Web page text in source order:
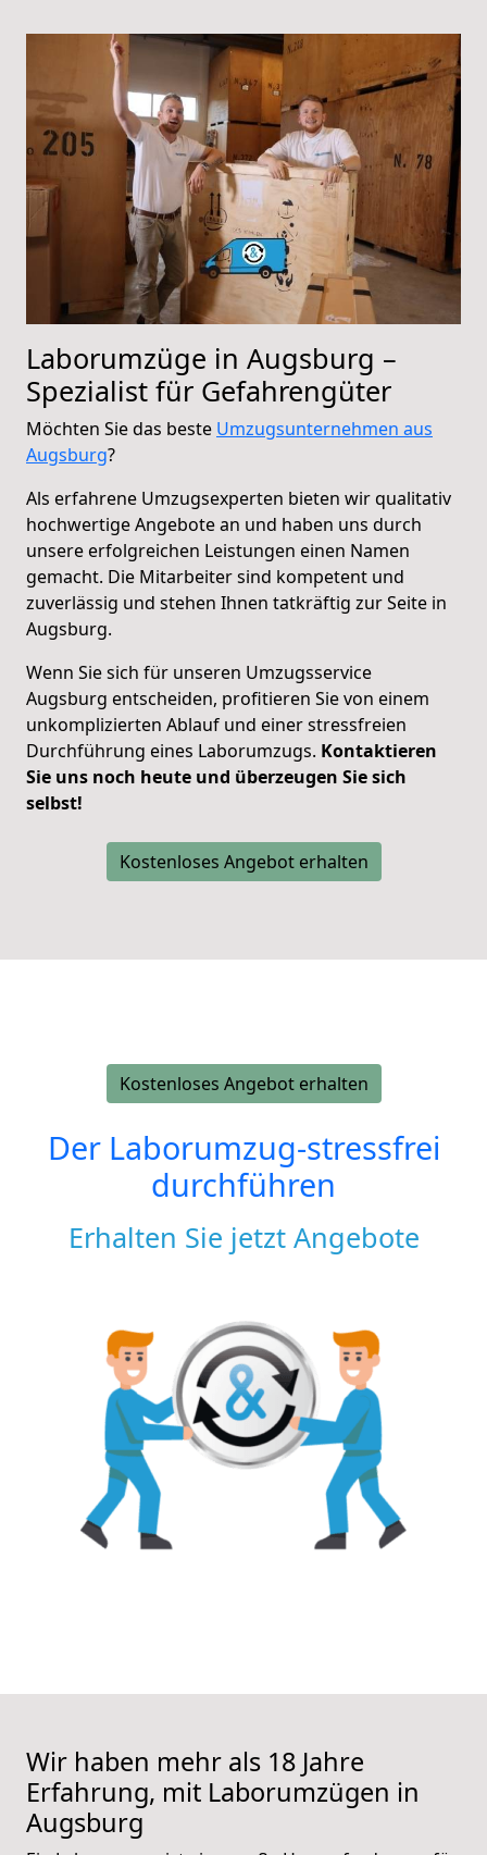
Laborumzüge in Augsburg –
Spezialist für Gefahrengüter
Möchten Sie das beste Umzugsunternehmen aus
Augsburg?
Als erfahrene Umzugsexperten bieten wir qualitativ
hochwertige Angebote an und haben uns durch
unsere erfolgreichen Leistungen einen Namen
gemacht. Die Mitarbeiter sind kompetent und
zuverlässig und stehen Ihnen tatkräftig zur Seite in
Augsburg.
Wenn Sie sich für unseren Umzugsservice
Augsburg entscheiden, profitieren Sie von einem
unkomplizierten Ablauf und einer stressfreien
Durchführung eines Laborumzugs. Kontaktieren
Sie uns noch heute und überzeugen Sie sich
selbst!
Kostenloses Angebot erhalten
Kostenloses Angebot erhalten
Der Laborumzug-stressfrei
durchführen
Erhalten Sie jetzt Angebote
Wir haben mehr als 18 Jahre
Erfahrung, mit Laborumzügen in
Augsburg